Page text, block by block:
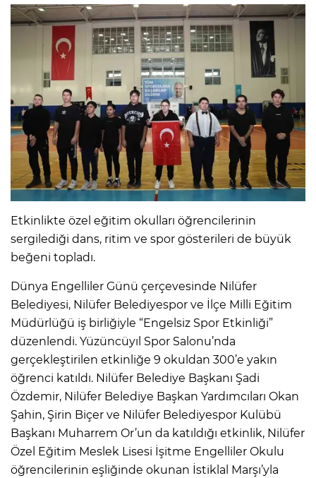
Etkinlikte özel eğitim okulları öğrencilerinin
sergilediği dans, ritim ve spor gösterileri de büyük
beğeni topladı.
Dünya Engelliler Günü çerçevesinde Nilüfer
Belediyesi, Nilüfer Belediyespor ve İlçe Milli Eğitim
Müdürlüğü iş birliğiyle “Engelsiz Spor Etkinliği”
düzenlendi. Yüzüncüyıl Spor Salonu’nda
gerçekleştirilen etkinliğe 9 okuldan 300’e yakın
öğrenci katıldı. Nilüfer Belediye Başkanı Şadi
Özdemir, Nilüfer Belediye Başkan Yardımcıları Okan
Şahin, Şirin Biçer ve Nilüfer Belediyespor Kulübü
Başkanı Muharrem Or’un da katıldığı etkinlik, Nilüfer
Özel Eğitim Meslek Lisesi İşitme Engelliler Okulu
öğrencilerinin eşliğinde okunan İstiklal Marşı’yla